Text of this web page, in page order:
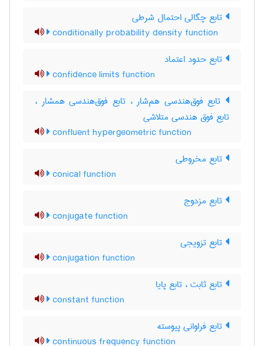
تابع چگالی احتمال شرطی
conditionally probability density function
تابع حدود اعتماد
confidence limits function
تابع فوق‌هندسی هم‌شار ، تابع فوق‌هندسی همشار ،
تابع فوق هندسی متلاشی
confluent hypergeometric function
تابع مخروطی
conical function
تابع مزدوج
conjugate function
تابع تزویجی
conjugation function
تابع ثابت ، تابع پایا
constant function
تابع فراوانی پیوسته
continuous frequency function